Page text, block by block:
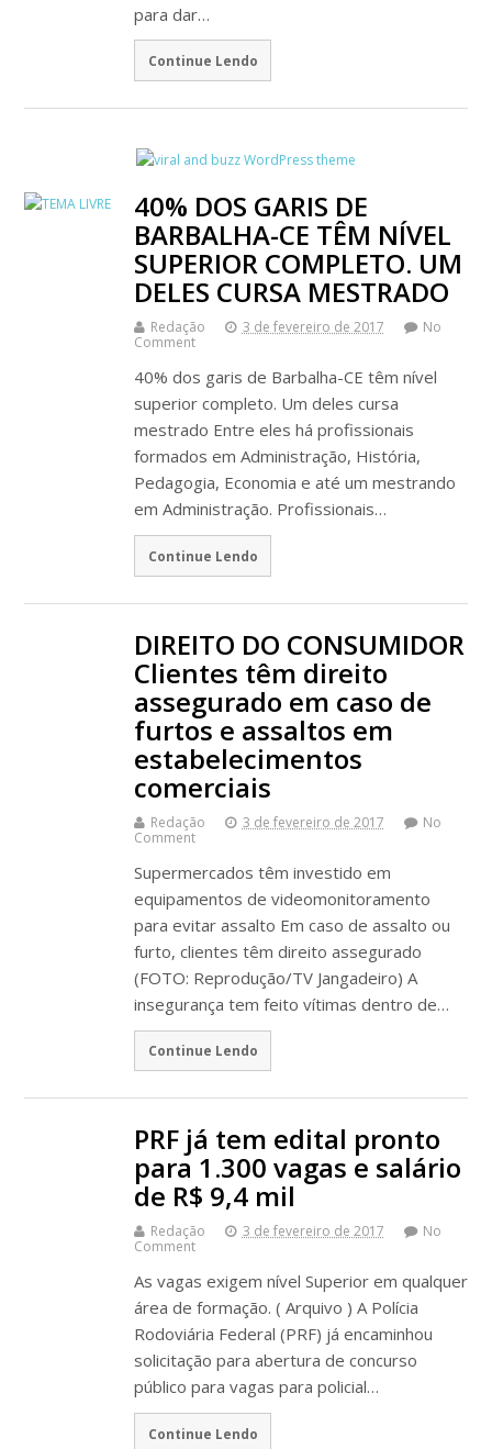
para dar…
Continue Lendo
40% DOS GARIS DE
BARBALHA-CE TÊM NÍVEL
SUPERIOR COMPLETO. UM
DELES CURSA MESTRADO
Redação 3 de fevereiro de 2017
No
Comment
40% dos garis de Barbalha-CE têm nível
superior completo. Um deles cursa
mestrado Entre eles há profissionais
formados em Administração, História,
Pedagogia, Economia e até um mestrando
em Administração. Profissionais…
Continue Lendo
DIREITO DO CONSUMIDOR
Clientes têm direito
assegurado em caso de
furtos e assaltos em
estabelecimentos
comerciais
Redação 3 de fevereiro de 2017
No
Comment
Supermercados têm investido em
equipamentos de videomonitoramento
para evitar assalto Em caso de assalto ou
furto, clientes têm direito assegurado
(FOTO: Reprodução/TV Jangadeiro) A
insegurança tem feito vítimas dentro de…
Continue Lendo
PRF já tem edital pronto
para 1.300 vagas e salário
de R$ 9,4 mil
Redação 3 de fevereiro de 2017
No
Comment
As vagas exigem nível Superior em qualquer
área de formação. ( Arquivo ) A Polícia
Rodoviária Federal (PRF) já encaminhou
solicitação para abertura de concurso
público para vagas para policial…
Continue Lendo